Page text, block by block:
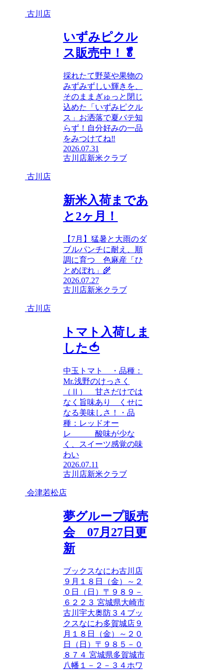
古川店
いずみピクル
ス販売中！🥬
採れたて野菜や果物の
みずみずしい輝きを、
そのままぎゅっと閉じ
込めた「いずみピクル
ス」お洒落で夏バテ知
らず！自分好みの一品
をみつけてね‼
2026.07.31
古川店新米クラブ
古川店
新米入荷まであ
と2ヶ月！
【7月】猛暑と大雨のダ
ブルパンチに耐え、順
調に育つ 色麻産「ひ
とめぼれ」🌾
2026.07.27
古川店新米クラブ
古川店
トマト入荷しま
した🍅
中玉トマト ・品種：
Mr.浅野のけっさく
（Ⅱ） 甘さだけでは
なく旨味あり くせに
なる美味しさ！・品
種：レッドオー
レ 酸味が少な
く、スイーツ感覚の味
わい
2026.07.11
古川店新米クラブ
会津若松店
夢グループ販売
会 07月27日更
新
ブックスなにわ古川店
９月１８日（金）～２
０日（日）〒９８９－
６２２３ 宮城県大崎市
古川宇大奥防３４ブッ
クスなにわ多賀城店９
月１８日（金）～２０
日（日）〒９８５－０
８７４ 宮城県多賀城市
八幡１－２－３４ホワ